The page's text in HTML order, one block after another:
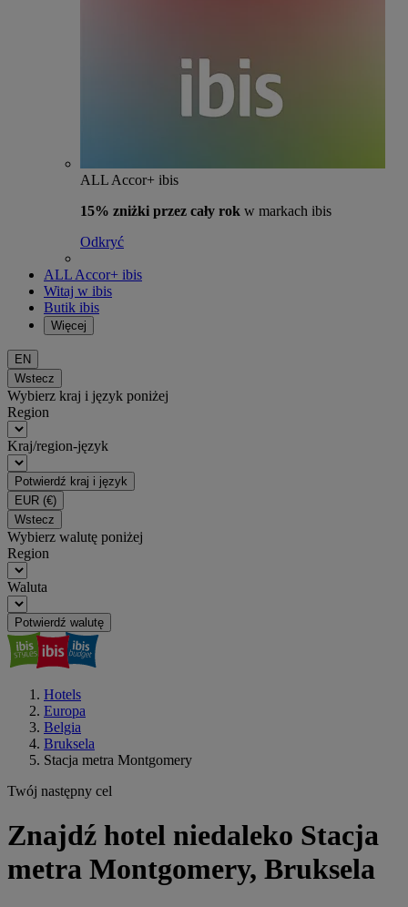
ALL Accor+ ibis
15% zniżki przez cały rok w markach ibis
Odkryć
ALL Accor+ ibis
Witaj w ibis
Butik ibis
Więcej
EN
Wstecz
Wybierz kraj i język poniżej
Region
Kraj/region-język
Potwierdź kraj i język
EUR (€)
Wstecz
Wybierz walutę poniżej
Region
Waluta
Potwierdź walutę
Hotels
Europa
Belgia
Bruksela
Stacja metra Montgomery
Twój następny cel
Znajdź hotel niedaleko Stacja
metra Montgomery, Bruksela